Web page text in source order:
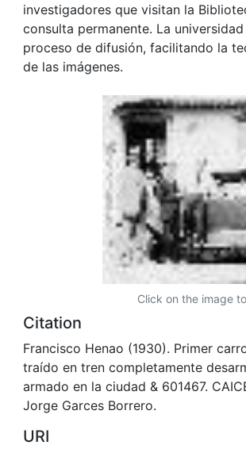
investigadores que visitan la
consulta permanente. La
proceso de difusión, facilitando la
de las imágenes.
Click on the image
Citation
Francisco Henao (1930). Primer
traído en tren completamente
armado en la ciudad & 601467.
Jorge Garces Borrero.
URI